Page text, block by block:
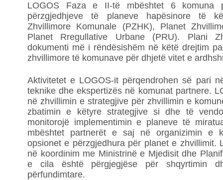
LOGOS Faza e II-të mbështet 6 komuna
përzgjedhjeve të planeve hapësinore të
Zhvillimore Komunale (PZHK), Planet
Planet Rregullative Urbane (PRU). Plani
dokumenti më i rëndësishëm në këtë drejtim
zhvillimore të komunave për dhjetë vitet e
Aktivitetet e LOGOS-it përqendrohen së pari
teknike dhe ekspertizës në komunat partnere.
në zhvillimin e strategjive për zhvillimin e
zbatimin e këtyre strategjive si dhe të
monitorojë implementimin e planeve të
mbështet partnerët e saj në organizimin e
opsionet e përzgjedhura për planet e zhvillimit.
në koordinim me Ministrinë e Mjedisit dhe
e cila është përgjegjëse për shqyrtimin
përfundimtare.